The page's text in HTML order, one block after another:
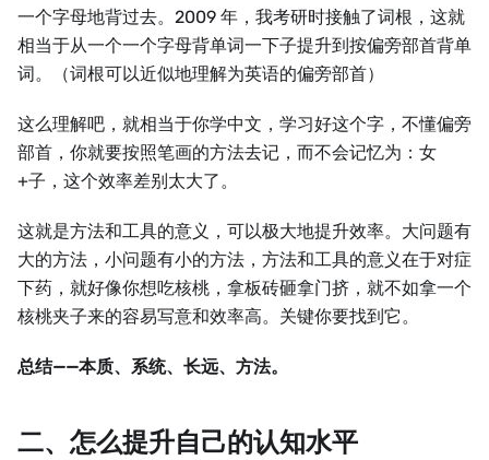
一个字母地背过去。2009 年，我考研时接触了词根，这就
相当于从一个一个字母背单词一下子提升到按偏旁部首背单
词。（词根可以近似地理解为英语的偏旁部首）
这么理解吧，就相当于你学中文，学习好这个字，不懂偏旁
部首，你就要按照笔画的方法去记，而不会记忆为：女
+子，这个效率差别太大了。
这就是方法和工具的意义，可以极大地提升效率。大问题有
大的方法，小问题有小的方法，方法和工具的意义在于对症
下药，就好像你想吃核桃，拿板砖砸拿门挤，就不如拿一个
核桃夹子来的容易写意和效率高。关键你要找到它。
总结——本质、系统、长远、方法。
二、怎么提升自己的认知水平